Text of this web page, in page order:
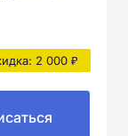
2 000 ₽